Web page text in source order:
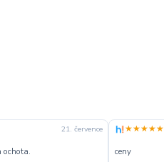
21. července
ochota.
★★★★★
ceny